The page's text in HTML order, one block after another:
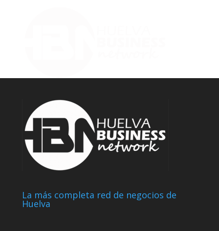
La más completa red de negocios de
Huelva